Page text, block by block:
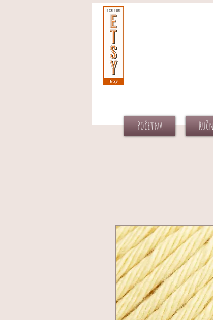
Početna